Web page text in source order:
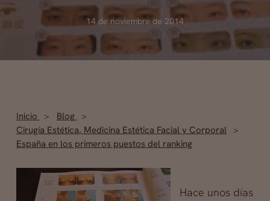
14 de noviembre de 2014
Inicio
Blog
Cirugía Estética, Medicina Estética Facial y Corporal
España en los primeros puestos del ranking
Hace unos días